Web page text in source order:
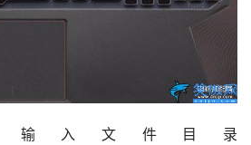
输入文件目录